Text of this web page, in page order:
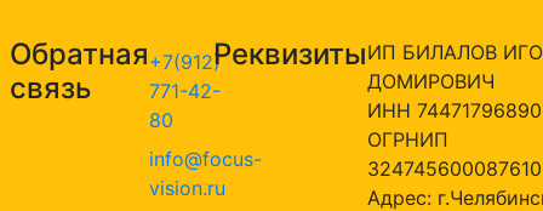
Обратная
связь
+7(912)
771-42-
80
info@focus-
vision.ru
РеквизитыИП БИЛАЛОВ
ДОМИРОВИЧ
ИНН
ОГРНИП
324745600087610
Адрес: